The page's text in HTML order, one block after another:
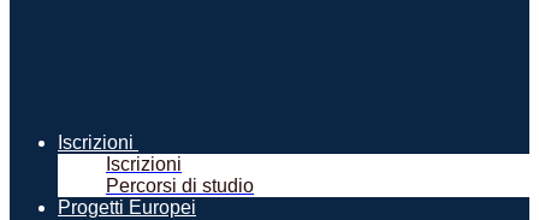
Iscrizioni
Iscrizioni
Percorsi di studio
Progetti Europei